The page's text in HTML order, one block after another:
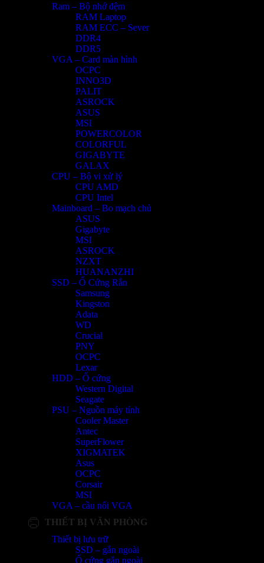
Ram – Bộ nhớ đệm
RAM Laptop
RAM ECC – Sever
DDR4
DDR5
VGA – Card màn hình
OCPC
INNO3D
PALIT
ASROCK
ASUS
MSI
POWERCOLOR
COLORFUL
GIGABYTE
GALAX
CPU – Bộ vi xử lý
CPU AMD
CPU Intel
Mainboard – Bo mạch chủ
ASUS
Gigabyte
MSI
ASROCK
NZXT
HUANANZHI
SSD – Ổ Cứng Rắn
Samsung
Kingston
Adata
WD
Crucial
PNY
OCPC
Lexar
HDD – Ổ cứng
Western Digital
Seagate
PSU – Nguồn máy tính
Cooler Master
Antec
SuperFlower
XIGMATEK
Asus
OCPC
Corsair
MSI
VGA – cầu nối VGA
THIẾT BỊ VĂN PHÒNG
Thiết bị lưu trữ
SSD – gắn ngoài
Ổ cứng gắn ngoài